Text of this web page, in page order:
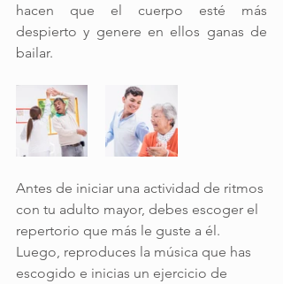
hacen que el cuerpo esté más
despierto y genere en ellos ganas de
bailar.
Antes de iniciar una actividad de ritmos
con tu adulto mayor, debes escoger el
repertorio que más le guste a él.
Luego, reproduces la música que has
escogido e inicias un ejercicio de